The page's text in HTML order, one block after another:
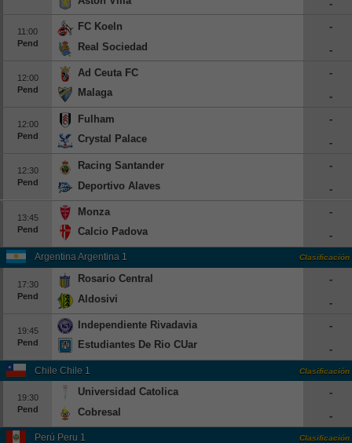
-
11:00
Pend
FC Koeln
Real Sociedad
-
-
12:00
Pend
Ad Ceuta FC
Malaga
-
-
12:00
Pend
Fulham
Crystal Palace
-
-
12:30
Pend
Racing Santander
Deportivo Alaves
-
-
13:45
Pend
Monza
Calcio Padova
-
-
Argentina Argentina 1 Clasificación
17:30
Pend
Rosario Central
Aldosivi
-
-
19:45
Pend
Independiente Rivadavia
Estudiantes De Rio CUarto
-
-
Chile Chile 1 Clasificación
19:30
Pend
Universidad Catolica
Cobresal
-
-
Perú Peru 1 Clasificación
Europa League
Supercopa Europa
Partidos amistosos
Partidos televisados
Baloncesto
Europa
Euroliga
Eurocup
ACB
LEB
Estados Unidos
NBA
Tenis
Beisbol
Hockey
Fútbol Americano